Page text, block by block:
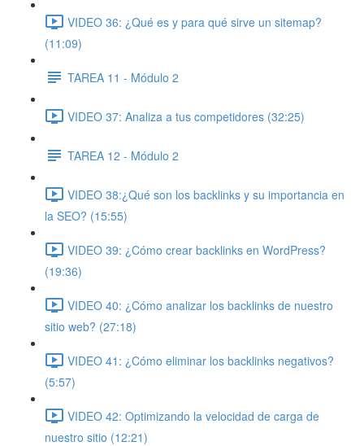
VIDEO 36: ¿Qué es y para qué sirve un sitemap?
(11:09)
TAREA 11 - Módulo 2
VIDEO 37: Analiza a tus competidores (32:25)
TAREA 12 - Módulo 2
VIDEO 38:¿Qué son los backlinks y su importancia en
la SEO? (15:55)
VIDEO 39: ¿Cómo crear backlinks en WordPress?
(19:36)
VIDEO 40: ¿Cómo analizar los backlinks de nuestro
sitio web? (27:18)
VIDEO 41: ¿Cómo eliminar los backlinks negativos?
(5:57)
VIDEO 42: Optimizando la velocidad de carga de
nuestro sitio (12:21)